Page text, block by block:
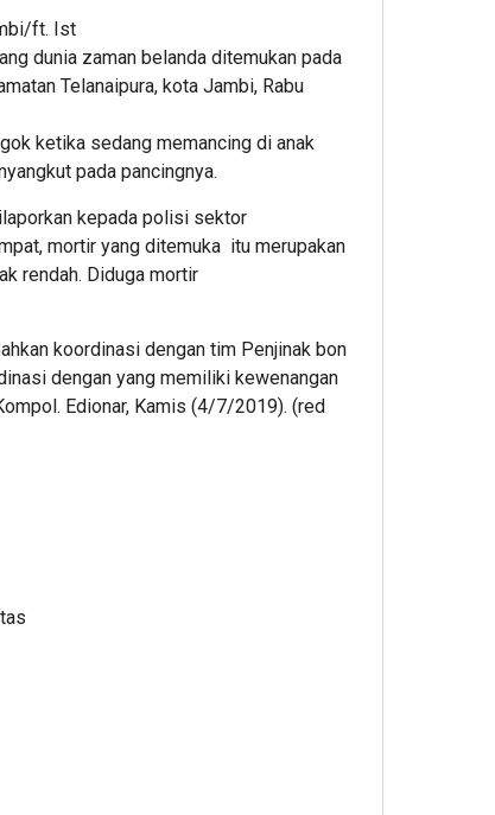
ft. Ist
dunia zaman belanda ditemukan pada
Telanaipura, kota Jambi, Rabu
ketika sedang memancing di anak
pada pancingnya.
kepada polisi sektor
mortir yang ditemuka itu merupakan
rendah. Diduga mortir
koordinasi dengan tim Penjinak bon
dengan yang memiliki kewenangan
Edionar, Kamis (4/7/2019). (red